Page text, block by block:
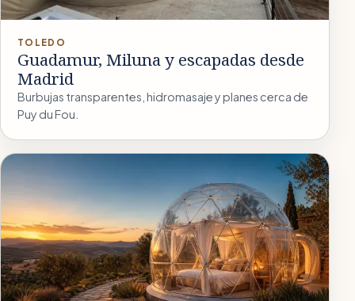
TOLEDO
Guadamur, Miluna y escapadas desde
Madrid
Burbujas transparentes, hidromasaje y planes cerca de
Puy du Fou.